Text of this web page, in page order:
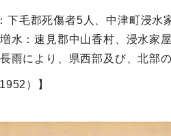
下毛郡死傷者5人、中津町浸
水：速見郡中山香村、浸水家
雨により、県西部及び、北部
）】